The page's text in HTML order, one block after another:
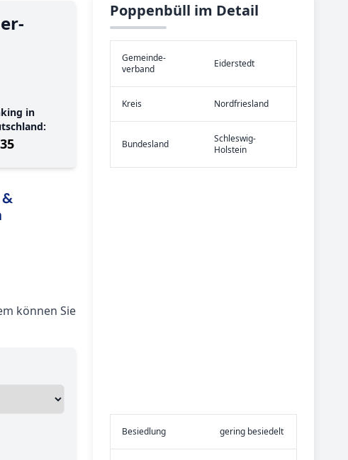
in
können Sie
Poppenbüll im Detail
Gemeinde­
verband
Eiderstedt
Kreis Nordfriesland
Bundes­land
Schleswig-
Holstein
Be­sied­lung gering besiedelt